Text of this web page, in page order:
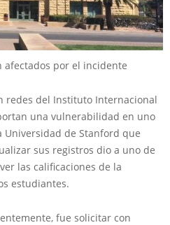
afectados por el incidente
redes del Instituto Internacional
una vulnerabilidad en uno
Universidad de Stanford que
sus registros dio a uno de
las calificaciones de la
estudiantes.
fue solicitar con